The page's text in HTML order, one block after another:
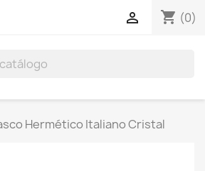
shopping_cart (0)

Hermético Italiano Cristal